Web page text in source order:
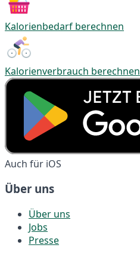
Kalorienbedarf berechnen
Kalorienverbrauch berechnen
Auch für iOS
Über uns
Über uns
Jobs
Presse